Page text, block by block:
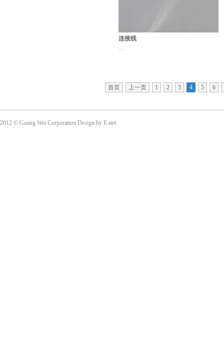
连接线
...
首页 上一页 1 2 3 4 5 6
2012 © Guang Wei Corporation Design by E-net